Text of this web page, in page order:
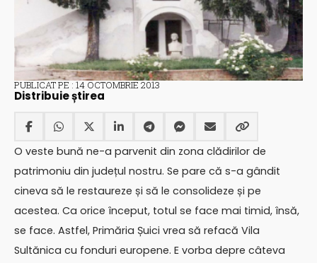
PUBLICAT PE : 14 OCTOMBRIE 2013
Distribuie știrea
O veste bună ne-a parvenit din zona clădirilor de
patrimoniu din județul nostru. Se pare că s-a gândit
cineva să le restaureze și să le consolideze și pe
acestea. Ca orice început, totul se face mai timid, însă,
se face. Astfel, Primăria Șuici vrea să refacă Vila
Sultănica cu fonduri europene. E vorba depre câteva